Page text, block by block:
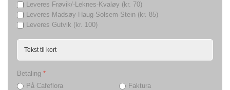
Leveres Frøvik/-Leknes-Kvaløy (kr. 70)
Leveres Madsøy-Haug-Solsem-Stein (kr. 85)
Leveres Gutvik (kr. 100)
Betaling *
På Cafeflora
Faktura